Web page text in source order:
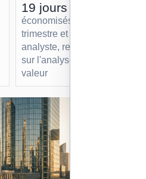
19 jours
économisés par
trimestre et par
analyste, redéployés
sur l'analyse à forte
valeur